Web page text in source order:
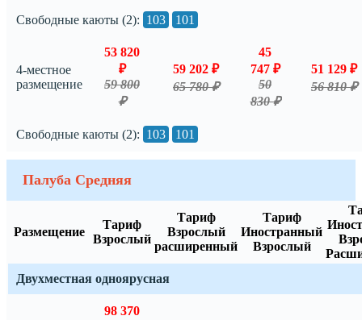
Свободные каюты (2): 103 101
4-местное
размещение
53 820
₽
59 800
₽
59 202 ₽
65 780 ₽
45
747 ₽
50
830 ₽
51 129 ₽
56 810 ₽
Свободные каюты (2): 103 101
Палуба Средняя
Размещение
Тариф
Взрослый
Тариф
Взрослый
расширенный
Тариф
Иностранный
Взрослый
Двухместная одноярусная
98 370